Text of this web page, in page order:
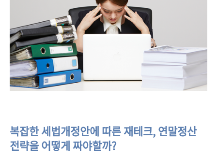
복잡한 세법개정안에 따른 재테크, 연말정산
전략을 어떻게 짜야할까?